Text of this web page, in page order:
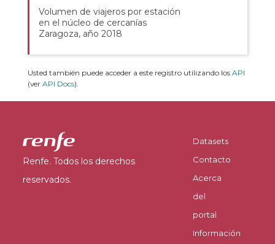
Volumen de viajeros por estación
en el núcleo de cercanías
Zaragoza, año 2018
Usted también puede acceder a este registro utilizando los API
(ver API Docs).
Renfe. Todos los derechos
reservados.
Datasets
Contacto
Acerca
del
portal
Información